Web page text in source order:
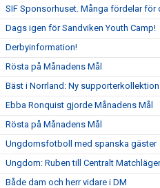
SIF Sponsorhuset. Många fördelar för
Dags igen för Sandviken Youth Camp!
Derbyinformation!
Rösta på Månadens Mål
Bäst i Norrland: Ny supporterkollektion
Ebba Ronquist gjorde Månadens Mål
Rösta på Månadens Mål
Ungdomsfotboll med spanska gäster
Ungdom: Ruben till Centralt Matchläger
Både dam och herr vidare i DM